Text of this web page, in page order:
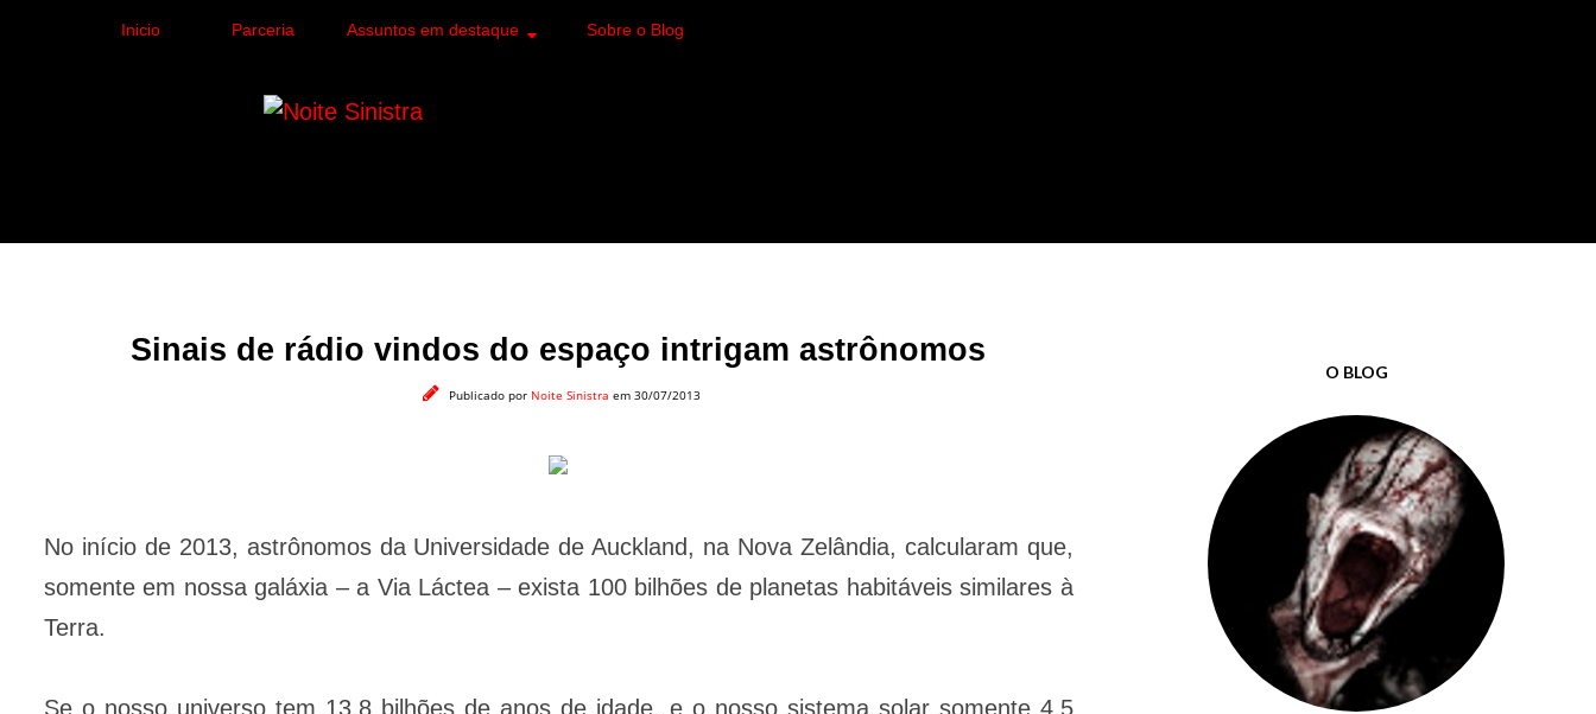
Inicio Parceria Assuntos em destaque Sobre o Blog
Sinais de rádio vindos do espaço intrigam astrônomos
Publicado por Noite Sinistra em 30/07/2013
No início de 2013, astrônomos da Universidade de Auckland, na Nova Zelândia, calcularam que,
somente em nossa galáxia – a Via Láctea – exista 100 bilhões de planetas habitáveis similares à
Terra.
Se o nosso universo tem 13.8 bilhões de anos de idade, e o nosso sistema solar somente 4,5
O BLOG